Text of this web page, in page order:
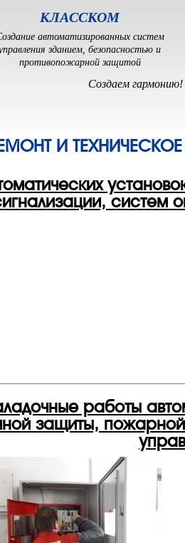
КЛАССКОМ
автоматизированных систем
зданием, безопасностью и
противопожарной защитой
Cоздаем гармонию!
И
систем
работы
защиты,